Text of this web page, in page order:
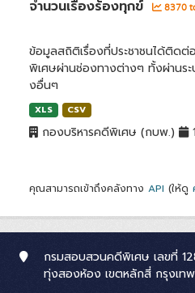
จำนวนเรื่องร้องทุกข์ 8370
ข้อมูลสถิติเรื่องที่ประชาชนได้ติด
พิเศษผ่านช่องทางต่างๆ ทั้งผ่านร
งอื่นๆ
XLS CSV
กองบริหารคดีพิเศษ (กบพ.)
คุณสามารถเข้าถึงคลังทาง API (ให้ดู
กรมสอบสวนคดีพิเศษ เลขที่
ทุ่งสองห้อง เขตหลักสี่ กรุงเท